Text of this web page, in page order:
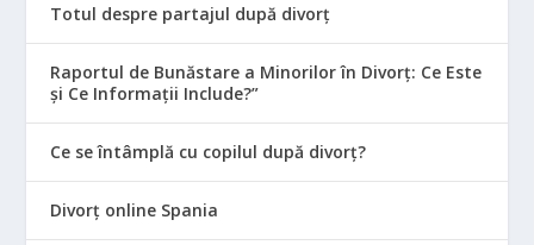
Totul despre partajul după divorț
Raportul de Bunăstare a Minorilor în Divorț: Ce Este
și Ce Informații Include?”
Ce se întâmplă cu copilul după divorț?
Divorț online Spania